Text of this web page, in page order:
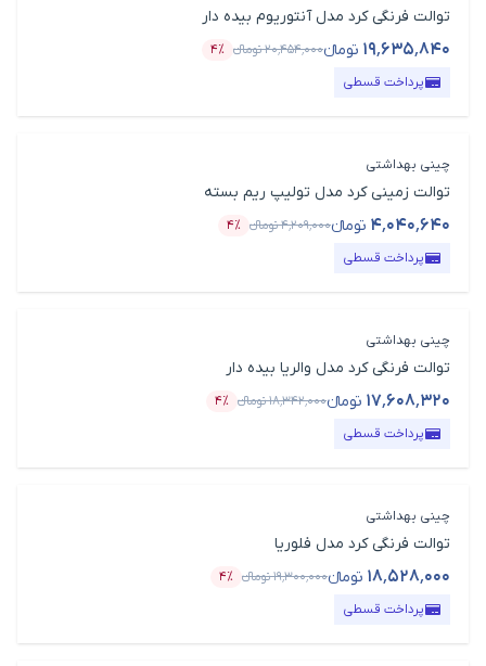
توالت فرنگی کرد مدل آنتوریوم بیده دار
۱۹٬۶۳۵٬۸۴۰ تومانء۲۰٬۴۵۴٬۰۰۰تومانء
قیمت محصول
۴٪
درصد تخفیف
پرداخت قسطی
چینی بهداشتی
توالت زمینی کرد مدل تولیپ ریم بسته
۴٬۰۴۰٬۶۴۰ تومانء۴٬۲۰۹٬۰۰۰تومانء
قیمت محصول
۴٪
درصد تخفیف
پرداخت قسطی
چینی بهداشتی
توالت فرنگی کرد مدل والریا بیده دار
۱۷٬۶۰۸٬۳۲۰ تومانء۱۸٬۳۴۲٬۰۰۰تومانء
قیمت محصول
۴٪
درصد تخفیف
پرداخت قسطی
چینی بهداشتی
توالت فرنگی کرد مدل فلوریا
۱۸٬۵۲۸٬۰۰۰ تومانء۱۹٬۳۰۰٬۰۰۰تومانء
قیمت محصول
۴٪
درصد تخفیف
پرداخت قسطی